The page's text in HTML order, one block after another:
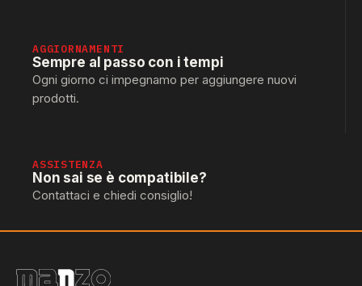
AGGIORNAMENTI
Sempre al passo con i tempi
Ogni giorno ci impegnamo per aggiungere nuovi
prodotti.
ASSISTENZA
Non sai se è compatibile?
Contattaci e chiedi consiglio!